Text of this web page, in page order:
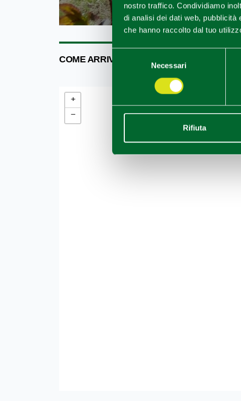
nostro traffico. Condividiamo
di analisi dei dati web,
che hanno raccolto dal tuo
Necessari
Rifiuta
COME ARRIVARE
+
−